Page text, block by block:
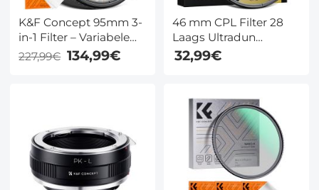
K&F Concept 95mm 3-
in-1 Filter – Variabele
ND2-32 + CPL + Black
227,99€ 134,99€
46 mm CPL Filter 28
Laags Ultradun
Circulair
Polariserend MRC
Filter Nano Xcel Serie
32,99€